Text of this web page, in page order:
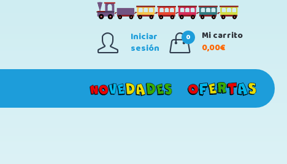
Iniciar
sesión
0
Mi carrito
0,00€